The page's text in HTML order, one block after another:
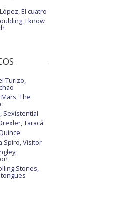
El cuatro
I know
Turizo,
The
Sexistential
Taracá
Spiro, Visitor
Stones,